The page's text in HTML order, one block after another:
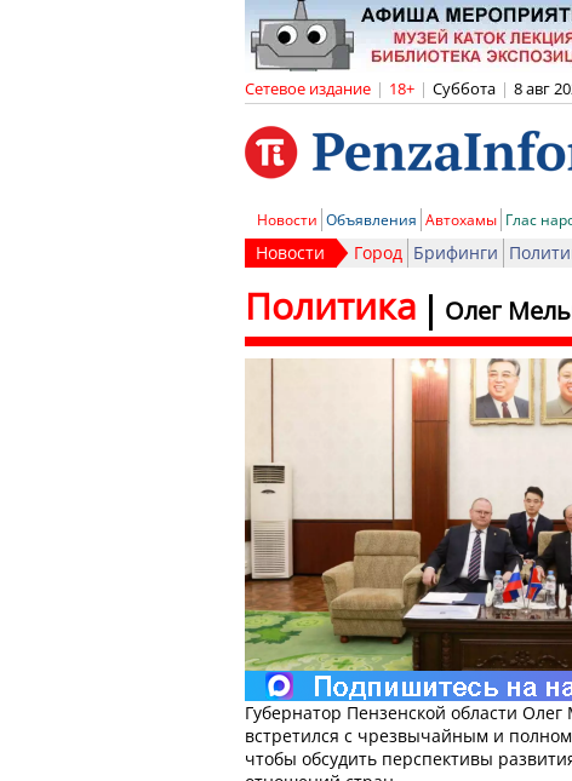
Сетевое издание | 18+ | Суббота | 8 авг
Новости Объявления Автохамы Глас
Новости Город Брифинги
Олег
Политика
Губернатор Пензенской области
встретился с чрезвычайным и
чтобы обсудить перспективы